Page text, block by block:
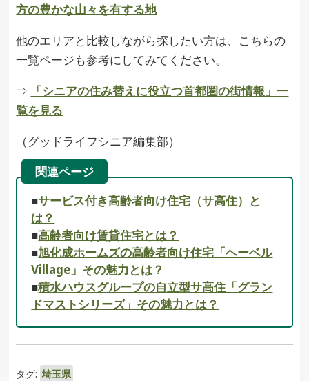
方の豊かな山々を有する地
他のエリアと比較しながら探したい方は、こちらの
一覧ページも参考にしてみてください。
⇒
「シニアの住み替えに役立つ首都圏の街情報」一
覧を見る
（グッドライフシニア編集部）
関連ページ
■サービス付き高齢者向け住宅（サ高住）と
は？
■高齢者向け賃貸住宅とは？
■旭化成ホームズの高齢者向け住宅「ヘーベル
Village」その魅力とは？
■積水ハウスグループの自立型サ高住「グラン
ドマストシリーズ」その魅力とは？
タグ: 埼玉県